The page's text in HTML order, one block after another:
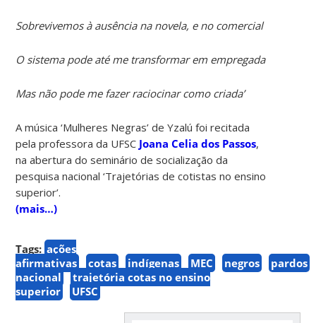
Sobrevivemos à ausência na novela, e no comercial
O sistema pode até me transformar em empregada
Mas não pode me fazer raciocinar como criada’
A música ‘Mulheres Negras’ de Yzalú foi recitada
pela professora da UFSC Joana Celia dos Passos,
na abertura do seminário de socialização da
pesquisa nacional ‘Trajetórias de cotistas no ensino
superior’.
(mais…)
Tags: ações
afirmativas
cotas indígenas MEC negros
pardos
nacional
trajetória cotas no ensino
superior
UFSC